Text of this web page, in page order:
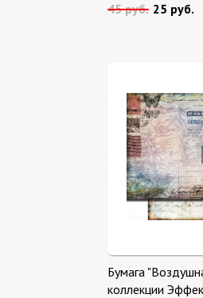
45 руб. 25 руб.
Бумага
коллекции